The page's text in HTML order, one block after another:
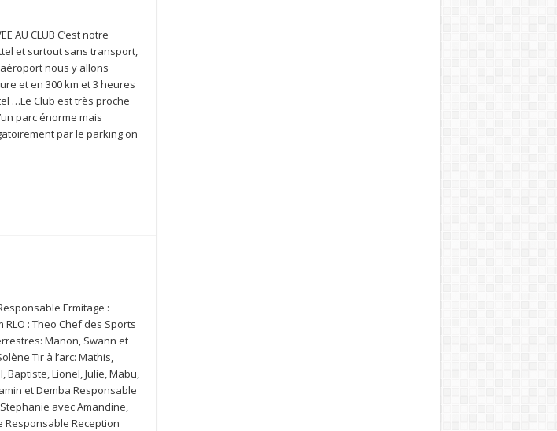
AU CLUB C’est notre
et surtout sans transport,
nous y allons
et en 300 km et 3 heures
…Le Club est très proche
parc énorme mais
par le parking on
Ermitage :
RLO : Theo Chef des Sports
Manon, Swann et
Tir à l’arc: Mathis,
Baptiste, Lionel, Julie, Mabu,
et Demba Responsable
avec Amandine,
Responsable Reception